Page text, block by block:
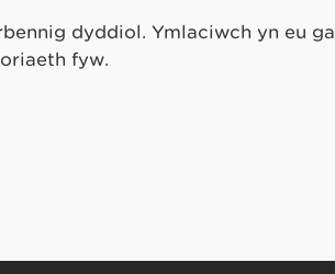
dyddiol. Ymlaciwch yn eu
fyw.